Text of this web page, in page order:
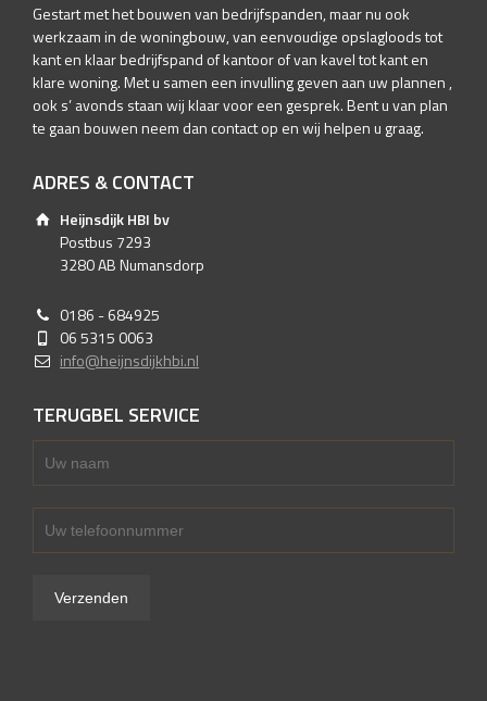
Gestart met het bouwen van bedrijfspanden, maar nu ook
werkzaam in de woningbouw, van eenvoudige opslagloods tot
kant en klaar bedrijfspand of kantoor of van kavel tot kant en
klare woning. Met u samen een invulling geven aan uw plannen ,
ook s’ avonds staan wij klaar voor een gesprek. Bent u van plan
te gaan bouwen neem dan contact op en wij helpen u graag.
ADRES & CONTACT
Heijnsdijk HBI bv
Postbus 7293
3280 AB Numansdorp
0186 - 684925
06 5315 0063
info@heijnsdijkhbi.nl
TERUGBEL SERVICE